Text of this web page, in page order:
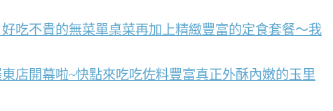
吃不貴的無菜單桌菜再加上精緻豐富的定食套餐～我
店開幕啦~快點來吃吃佐料豐富真正外酥內嫩的玉里